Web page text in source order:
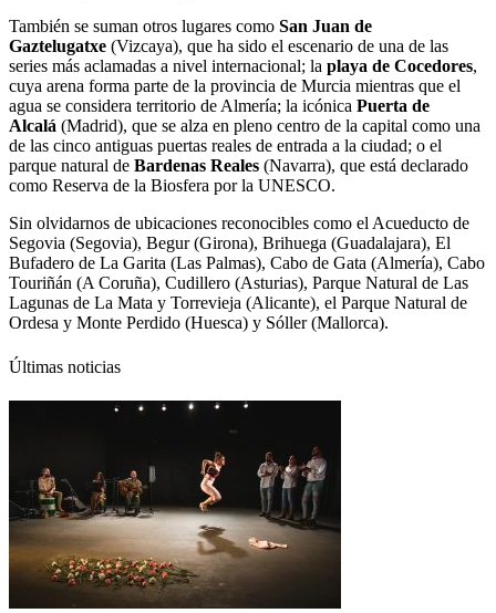
También se suman otros lugares como San Juan de
Gaztelugatxe (Vizcaya), que ha sido el escenario de una de las
series más aclamadas a nivel internacional; la playa de Cocedores,
cuya arena forma parte de la provincia de Murcia mientras que el
agua se considera territorio de Almería; la icónica Puerta de
Alcalá (Madrid), que se alza en pleno centro de la capital como una
de las cinco antiguas puertas reales de entrada a la ciudad; o el
parque natural de Bardenas Reales (Navarra), que está declarado
como Reserva de la Biosfera por la UNESCO.
Sin olvidarnos de ubicaciones reconocibles como el Acueducto de
Segovia (Segovia), Begur (Girona), Brihuega (Guadalajara), El
Bufadero de La Garita (Las Palmas), Cabo de Gata (Almería), Cabo
Touriñán (A Coruña), Cudillero (Asturias), Parque Natural de Las
Lagunas de La Mata y Torrevieja (Alicante), el Parque Natural de
Ordesa y Monte Perdido (Huesca) y Sóller (Mallorca).
Últimas noticias